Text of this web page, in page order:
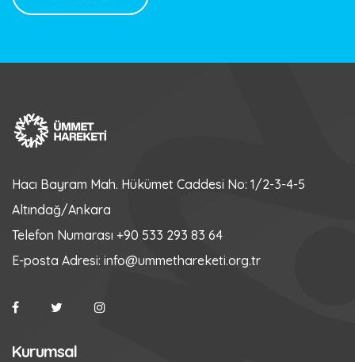
Toplanan Bağış
Hacı Bayram Mah. Hükümet Caddesi No: 1/2-3-4-5
Altındağ/Ankara
Telefon Numarası +90 533 293 83 64
E-posta Adresi: info@ummethareketi.org.tr
Kurumsal